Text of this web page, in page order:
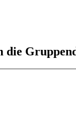
die